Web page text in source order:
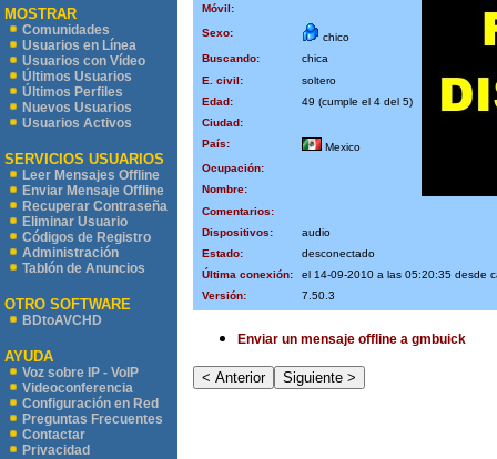
MOSTRAR
Comunidades
Usuarios en Línea
Usuarios con Vídeo
Últimos Usuarios
Últimos Perfiles
Nuevos Usuarios
Usuarios Activos
SERVICIOS USUARIOS
Leer Mensajes Offline
Enviar Mensaje Offline
Recuperar Contraseña
Eliminar Usuario
Códigos de Registro
Administración
Tablón de Anuncios
OTRO SOFTWARE
BDtoAVCHD
AYUDA
Voz sobre IP - VoIP
Videoconferencia
Configuración en Red
Preguntas Frecuentes
Contactar
Privacidad
Móvil:
Sexo:
chico
Buscando:
chica
E. civil:
soltero
Edad:
49 (cumple el 4 del 5)
Ciudad:
País:
Mexico
Ocupación:
Nombre:
Comentarios:
Dispositivos:
audio
Estado:
desconectado
Última conexión:
el 14-09-2010 a las 05:20:35 desde
Versión:
7.50.3
Enviar un mensaje offline a gmbuick